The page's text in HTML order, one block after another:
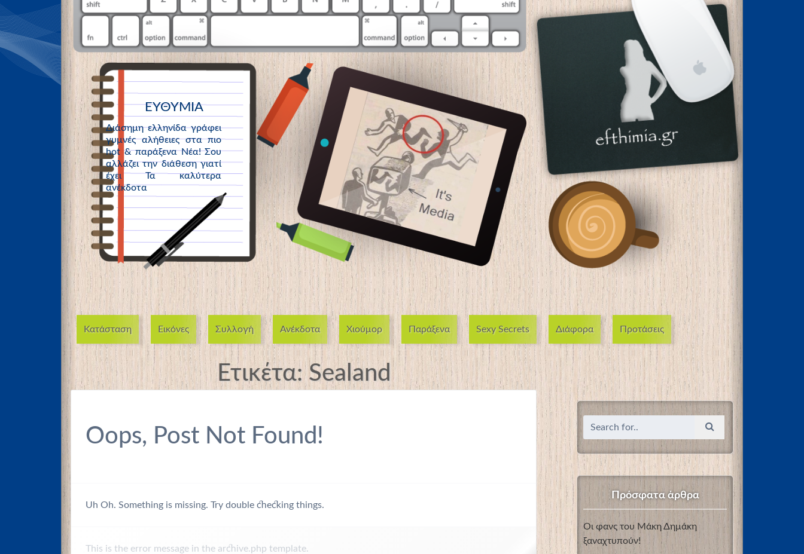
ΕΥΘΥΜΙΑ
Διάσημη ελληνίδα γράφει
γυμνές αλήθειες στα πιο
hot & παράξενα Νέα! Σου
αλλάζει την διάθεση γιατί
έχει Τα καλύτερα
ανέκδοτα
Κατάσταση Εικόνες Συλλογή Ανέκδοτα Χιούμορ Παράξενα Sexy Secrets Διάφορα Προτάσεις
Ετικέτα:Sealand
Oops, Post Not Found!
Uh Oh. Something is missing. Try double checking things.
This is the error message in the archive.php template.
Πρόσφατα άρθρα
Οι φανς του Μάκη Δημάκη
ξαναχτυπούν!